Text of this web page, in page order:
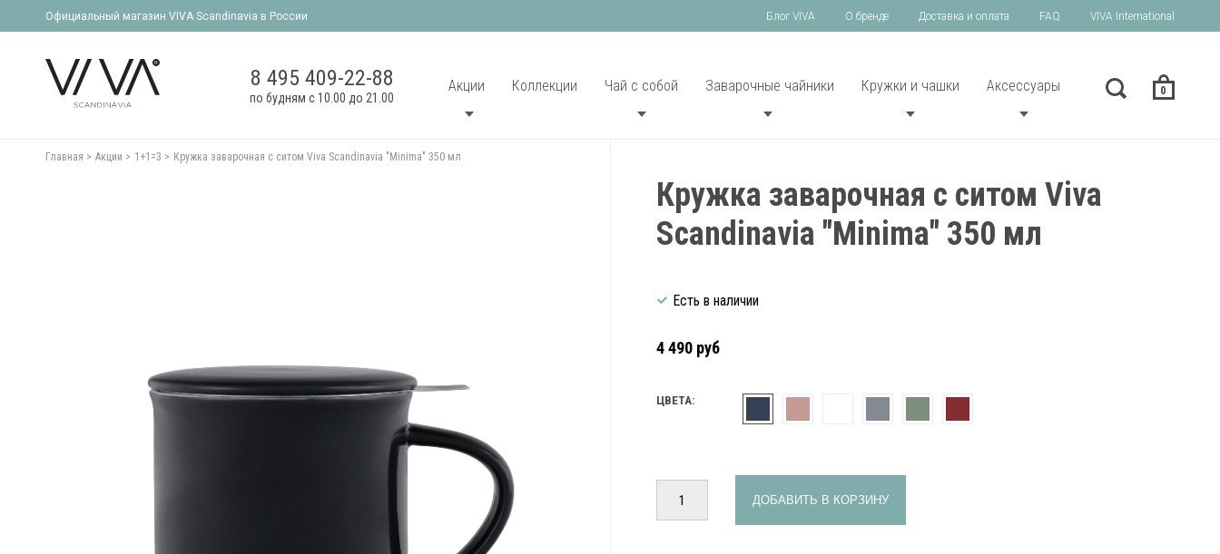
Официальный магазин VIVA Scandinavia в России Блог VIVA О бренде Доставка и оплата FAQ VIVA International
8 495 409-22-88
по будням с 10.00 до 21.00
Акции Коллекции Чай с собой Заварочные чайники Кружки и чашки Аксессуары 0
Главная Акции 1+1=3 Кружка заварочная с ситом Viva Scandinavia "Minima" 350 мл
Кружка заварочная с ситом Viva
Scandinavia "Minima" 350 мл
Есть в наличии
4 490 руб
ЦВЕТА:
ДОБАВИТЬ В КОРЗИНУ